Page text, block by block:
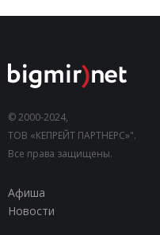
© 2000-2024,
ТОВ «КЕПРЕЙТ ПАРТНЕРС»".
Все права защищены.
Афиша
Новости